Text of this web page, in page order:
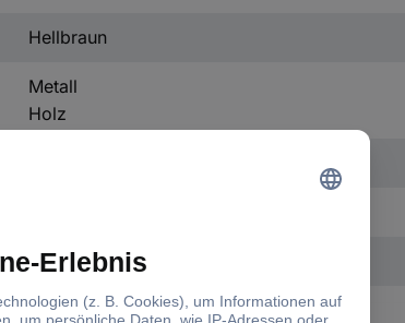
Hellbraun
Metall
Holz
Ja